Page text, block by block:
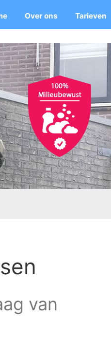
Over ons Tarieven
van